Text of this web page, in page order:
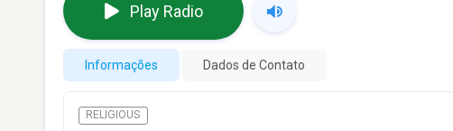
Play Radio
Informações Dados de Contato
RELIGIOUS